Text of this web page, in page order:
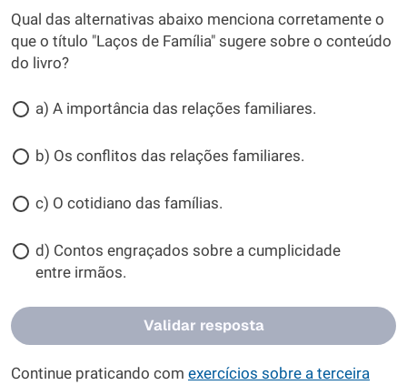
Qual das alternativas abaixo menciona corretamente o
que o título "Laços de Família" sugere sobre o conteúdo
do livro?
a) A importância das relações familiares.
b) Os conflitos das relações familiares.
c) O cotidiano das famílias.
d) Contos engraçados sobre a cumplicidade
entre irmãos.
Validar resposta
Continue praticando com exercícios sobre a terceira